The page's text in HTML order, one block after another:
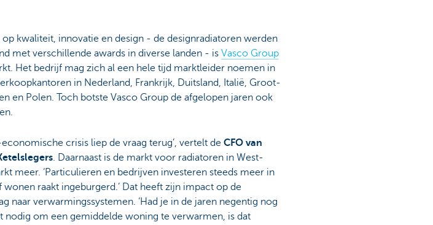
kwaliteit, innovatie en design - de designradiatoren werden
met verschillende awards in diverse landen - isVasco Group
Het bedrijf mag zich al een hele tijd marktleider noemen in
in Nederland, Frankrijk, Duitsland, Italië, Groot-
en Polen. Toch botste Vasco Group de afgelopen jaren ook
economische crisis liep de vraag terug’, vertelt deCFO van
. Daarnaast is de markt voor radiatoren in West-
meer. ‘Particulieren en bedrijven investeren steeds meer in
wonen raakt ingeburgerd.’ Dat heeft zijn impact op de
naar verwarmingssystemen. ‘Had je in de jaren negentig nog
nodig om een gemiddelde woning te verwarmen, is dat